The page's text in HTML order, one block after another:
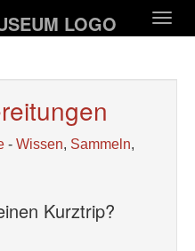
- Wissen, Sammeln,
Kurztrip?